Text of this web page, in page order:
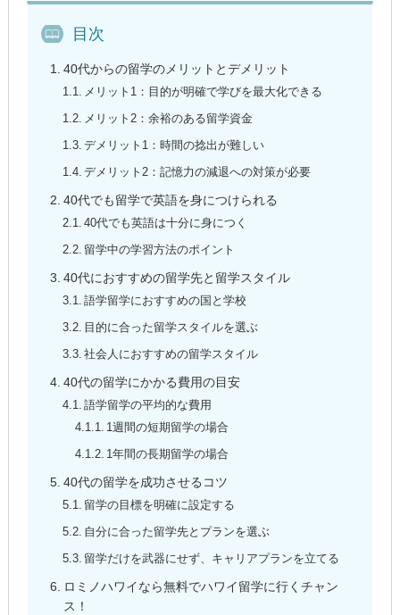
目次
40代からの留学のメリットとデメリット
メリット1：目的が明確で学びを最大化できる
メリット2：余裕のある留学資金
デメリット1：時間の捻出が難しい
デメリット2：記憶力の減退への対策が必要
40代でも留学で英語を身につけられる
40代でも英語は十分に身につく
留学中の学習方法のポイント
40代におすすめの留学先と留学スタイル
語学留学におすすめの国と学校
目的に合った留学スタイルを選ぶ
社会人におすすめの留学スタイル
40代の留学にかかる費用の目安
語学留学の平均的な費用
1週間の短期留学の場合
1年間の長期留学の場合
40代の留学を成功させるコツ
留学の目標を明確に設定する
自分に合った留学先とプランを選ぶ
留学だけを武器にせず、キャリアプランを立てる
ロミノハワイなら無料でハワイ留学に行くチャン
ス！